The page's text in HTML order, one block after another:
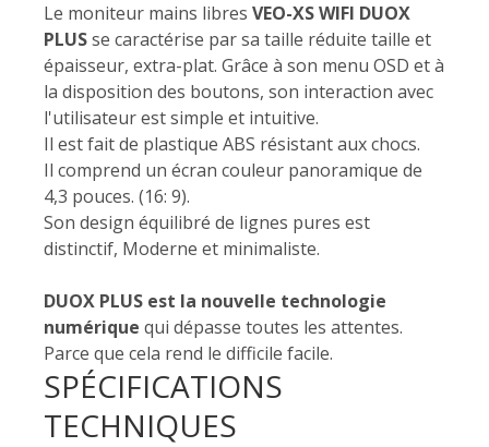
Le moniteur mains libres VEO-XS WIFI DUOX
PLUSse caractérise par sa taille réduite taille et
épaisseur, extra-plat. Grâce à son menu OSD et à
la disposition des boutons, son interaction avec
l'utilisateur est simple et intuitive.
Il est fait de plastique ABS résistant aux chocs.
Il comprend un écran couleur panoramique de
4,3 pouces. (16: 9).
Son design équilibré de lignes pures est
distinctif, Moderne et minimaliste.
DUOX PLUS est la nouvelle technologie
numérique qui dépasse toutes les attentes.
Parce que cela rend le difficile facile.
SPÉCIFICATIONS
TECHNIQUES